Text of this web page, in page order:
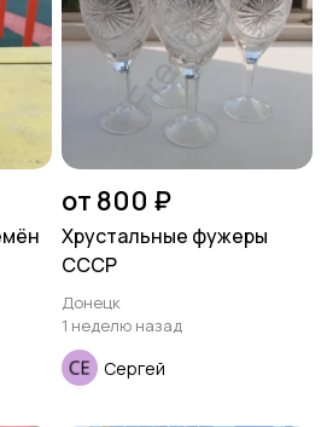
от 800 ₽
Хрустальные фужеры
СССР
Донецк
1 неделю назад
Сергей